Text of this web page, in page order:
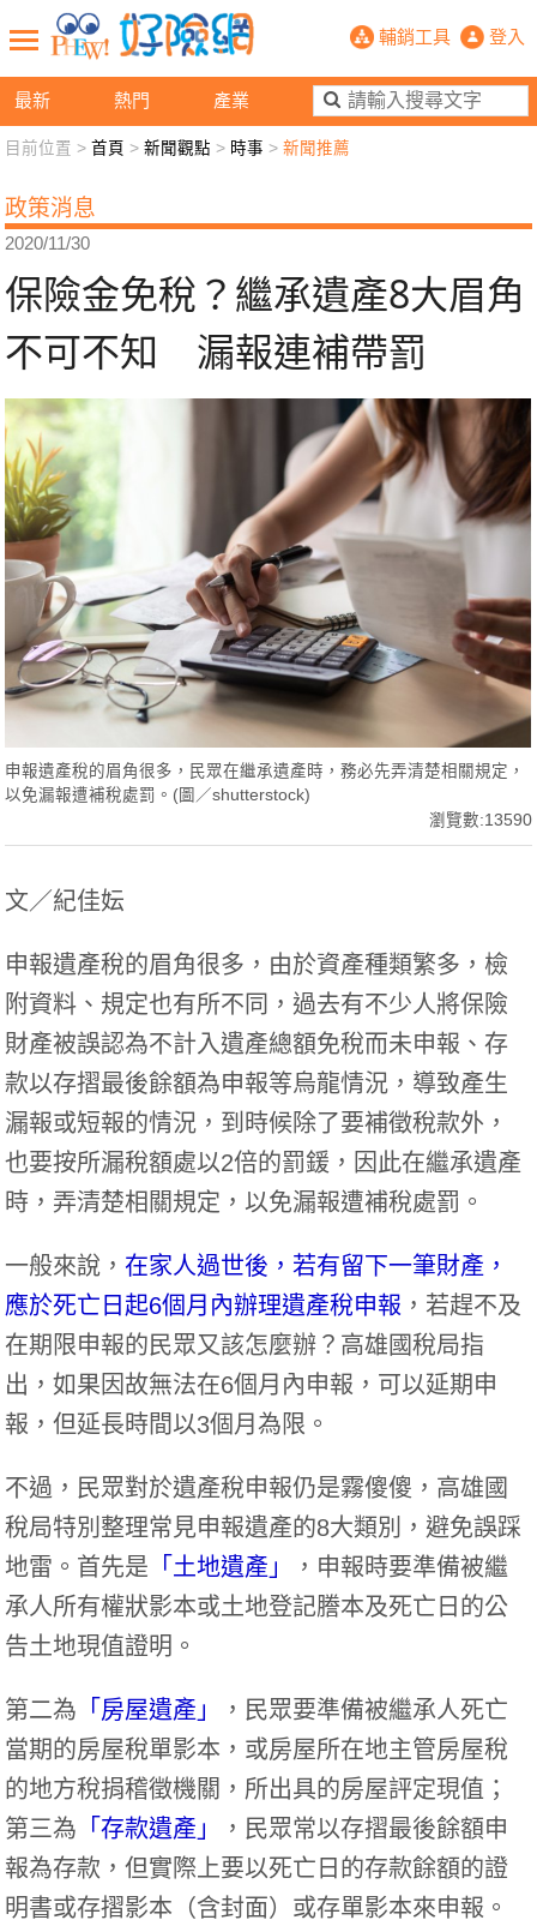
最新 熱門 產業
保險金免稅？繼承遺產8大眉角不
輔銷工具 登入
新聞觀點 業務交流 好險懂生活
退休先準備 好險學堂 輔銷工具 活動專區
目前位置 >首頁 >新聞觀點 > 時事 >新聞推薦
政策消息
2020/11/30
保險金免稅？繼承遺產8大眉角
不可不知 漏報連補帶罰
申報遺產稅的眉角很多，民眾在繼承遺產時，務必先弄清楚相關規定，
以免漏報遭補稅處罰。(圖／shutterstock)
瀏覽數:13590
文／紀佳妘
申報遺產稅的眉角很多，由於資產種類繁多，檢
附資料、規定也有所不同，過去有不少人將保險
財產被誤認為不計入遺產總額免稅而未申報、存
款以存摺最後餘額為申報等烏龍情況，導致產生
漏報或短報的情況，到時候除了要補徵稅款外，
也要按所漏稅額處以2倍的罰鍰，因此在繼承遺產
時，弄清楚相關規定，以免漏報遭補稅處罰。
一般來說， 在家人過世後，若有留下一筆財產，
應於死亡日起6個月內辦理遺產稅申報 ，若趕不及
在期限申報的民眾又該怎麼辦？高雄國稅局指
出，如果因故無法在6個月內申報，可以延期申
報，但延長時間以3個月為限。
不過，民眾對於遺產稅申報仍是霧傻傻，高雄國
稅局特別整理常見申報遺產的8大類別，避免誤踩
地雷。首先是 「土地遺產」
，申報時要準備被繼
承人所有權狀影本或土地登記謄本及死亡日的公
告土地現值證明。
第二為 「房屋遺產」
，民眾要準備被繼承人死亡
當期的房屋稅單影本，或房屋所在地主管房屋稅
的地方稅捐稽徵機關，所出具的房屋評定現值；
第三為 「存款遺產」
，民眾常以存摺最後餘額申
報為存款，但實際上要以死亡日的存款餘額的證
明書或存摺影本（含封面）或存單影本來申報。